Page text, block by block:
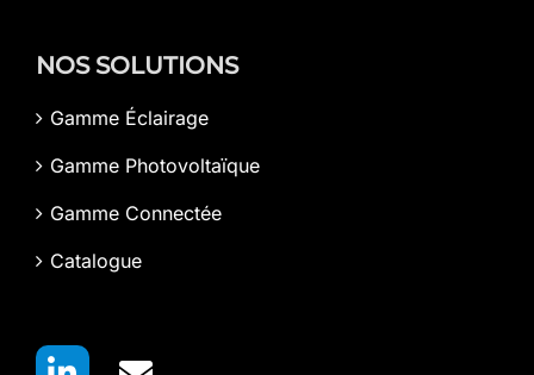
NOS SOLUTIONS
Gamme Éclairage
Gamme Photovoltaïque
Gamme Connectée
Catalogue